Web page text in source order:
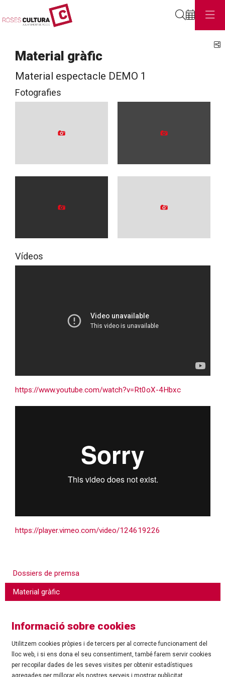
Material gràfic
Material espectacle DEMO 1
Fotografies
Vídeos
https://www.youtube.com/watch?v=Rt0oX-4Hbxc
https://player.vimeo.com/video/124619226
Dossiers de premsa
Material gràfic
Informació sobre cookies
Utilitzem cookies pròpies i de tercers per al correcte funcionament del
lloc web, i si ens dona el seu consentiment, també farem servir cookies
per recopilar dades de les seves visites per obtenir estadístiques
agregades per millorar els nostres serveis i mostrar publicitat